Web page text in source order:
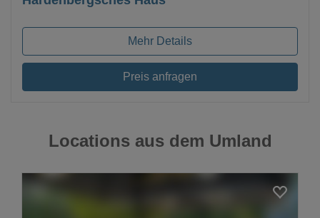
Mehr Details
Preis anfragen
Locations aus dem Umland